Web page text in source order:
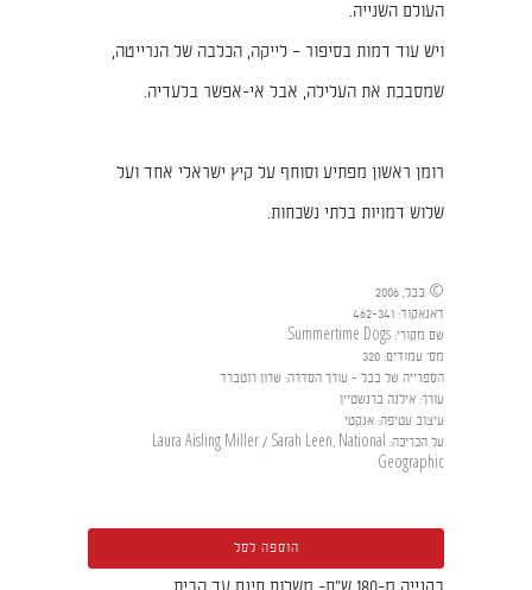
העולם השנייה.
ויש עוד דמות בסיפור – לייקה, הכלבה של הנרייטה,
שמסבכת את העלילה, אבל אי-אפשר בלעדיה.
רומן ראשון מפתיע וסוחף על קיץ ישראלי אחד ועל
שלוש דמויות בלתי נשכחות.
© בבל, 2006
דאנאקוד:
462-341
שם מקורי:
Summertime Dogs
מס' עמודים:
320
הספרייה של בבל - עורך הסדרה: שרון רוטברד
עורך: אילנה ברנשטיין
עיצוב עטיפה: אנקטי
על הכריכה:
Laura Aisling Miller / Sarah Leen, National
Geographic
הוספה לסל